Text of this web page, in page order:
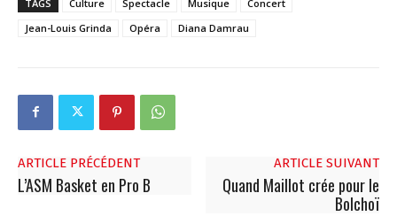
TAGS Culture Spectacle Musique
Concert
Jean-Louis Grinda
Opéra Diana Damrau
ARTICLE PRÉCÉDENT
L’ASM Basket en Pro B
ARTICLE SUIVANT
Quand Maillot crée pour le
Bolchoï